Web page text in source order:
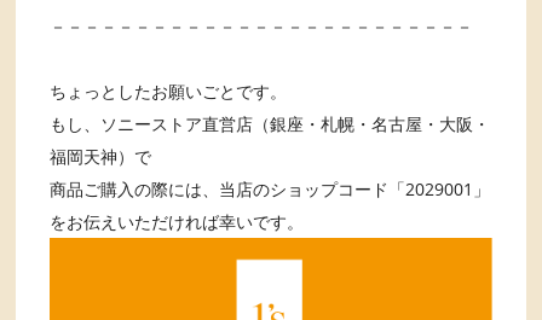
－－－－－－－－－－－－－－－－－－－－－－－－－
ちょっとしたお願いごとです。
もし、ソニーストア直営店（銀座・札幌・名古屋・大阪・
福岡天神）で
商品ご購入の際には、当店のショップコード「2029001」
をお伝えいただければ幸いです。